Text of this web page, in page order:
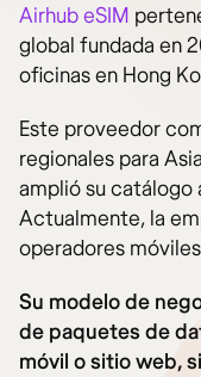
Airhub eSIM
global fundada en
oficinas en Hong
Este proveedor
regionales para
amplió su catálogo
Actualmente, la
operadores
Su modelo de
de paquetes de
móvil o sitio web,